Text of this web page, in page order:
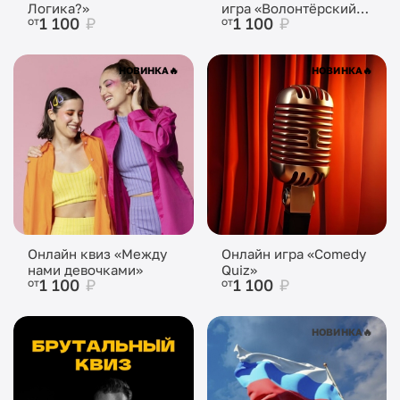
Логика?»
от1 100 ₽
игра «Волонтёрский
квиз»
от1 100 ₽
НОВИНКА🔥
Онлайн квиз «Между
нами девочками»
от1 100 ₽
НОВИНКА🔥
Онлайн игра «Comedy
Quiz»
от1 100 ₽
НОВИНКА🔥